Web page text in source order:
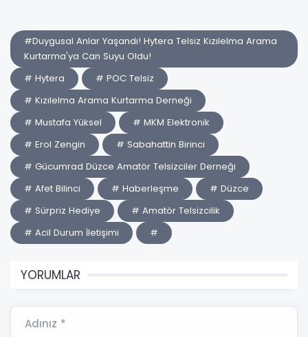
#Duygusal Anlar Yaşandı! Hytera Telsiz Kızılelma Arama
Kurtarma'ya Can Suyu Oldu!
# Hytera
# POC Telsiz
# Kızılelma Arama Kurtarma Derneği
# Mustafa Yüksel
# MKM Elektronik
# Erol Zengin
# Sabahattin Birinci
# Gücumrad Düzce Amatör Telsizciler Derneği
# Afet Bilinci
# Haberleşme
# Düzce
# Sürpriz Hediye
# Amatör Telsizcilik
# Acil Durum İletişimi
#
YORUMLAR
Adınız *